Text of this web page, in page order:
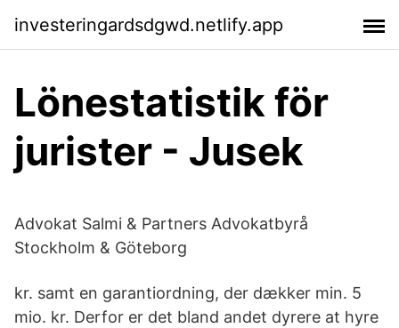
investeringardsdgwd.netlify.app
Lönestatistik för
jurister - Jusek
Advokat Salmi & Partners Advokatbyrå
Stockholm & Göteborg
kr. samt en garantiordning, der dækker min. 5
mio. kr. Derfor er det bland andet dyrere at hyre